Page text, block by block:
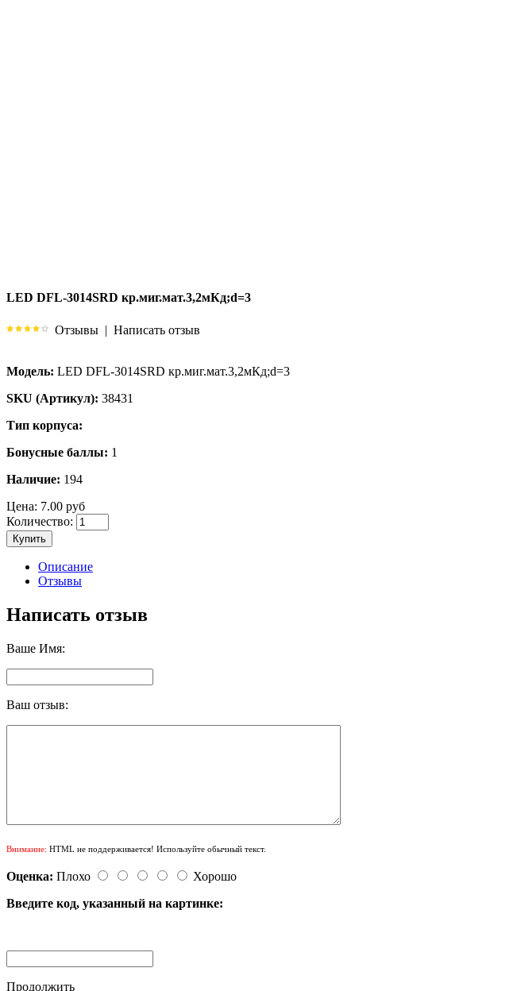
LED DFL-3014SRD кр.миг.мат.3,2мКд;d=3
Отзывы | Написать отзыв
Модель: LED DFL-3014SRD кр.миг.мат.3,2мКд;d=3
SKU (Артикул): 38431
Тип корпуса:
Бонусные баллы: 1
Наличие: 194
Цена: 7.00 руб
Количество:
Купить
Описание
Отзывы
Написать отзыв
Ваше Имя:
Ваш отзыв:
Внимание: HTML не поддерживается! Используйте обычный текст.
Оценка: Плохо
Хорошо
Введите код, указанный на картинке:
Продолжить